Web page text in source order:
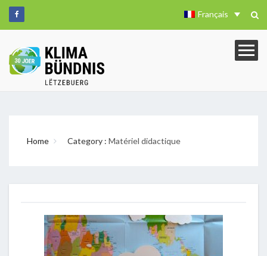
Français
Home Category : Matériel didactique